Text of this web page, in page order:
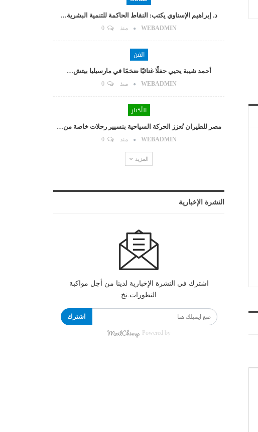
د. إبراهيم الإسناوي يكتب: النقاط الحاكمة للتنمية البشرية…
WEBADMIN منذ 0
الفن
أحمد شيبة يحيي حفلًا غنائيًا ضخمًا في مارسيليا بيتش…
WEBADMIN منذ 0
الأخبار
مصر للطيران تُعزز الحركة السياحية بتسيير رحلات خاصة من…
WEBADMIN منذ 0
المزيد
النشرة الإخبارية
اشترك في النشرة الإخبارية لدينا من أجل مواكبة
التطورات.نخ
اشترك
Powered by